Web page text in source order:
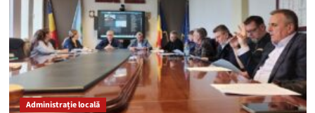
Administrație locală